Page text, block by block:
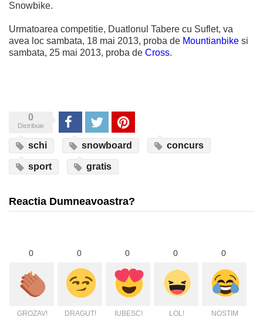
Snowbike.
Urmatoarea competitie, Duatlonul Tabere cu Suflet, va
avea loc sambata, 18 mai 2013, proba de Mountianbike si
sambata, 25 mai 2013, proba de Cross.
0
Distribuie Share Tweet Pinterest
schi snowboard concurs
sport gratis
Reactia Dumneavoastra?
0
GROZAV!
0
DRAGUT!
0
IUBESC!
0
LOL!
0
NOSTIM